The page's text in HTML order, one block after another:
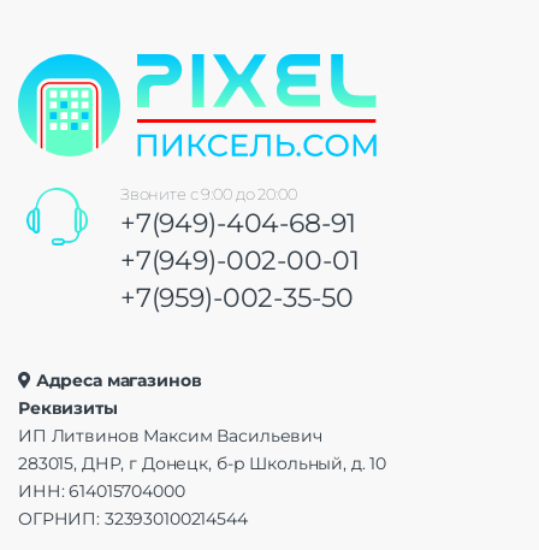
Звоните с 9:00 до 20:00
+7(949)-404-68-91
+7(949)-002-00-01
+7(959)-002-35-50
Адреса магазинов
Реквизиты
ИП Литвинов Максим Васильевич
283015, ДНР, г Донецк, б-р Школьный, д. 10
ИНН: 614015704000
ОГРНИП: 323930100214544